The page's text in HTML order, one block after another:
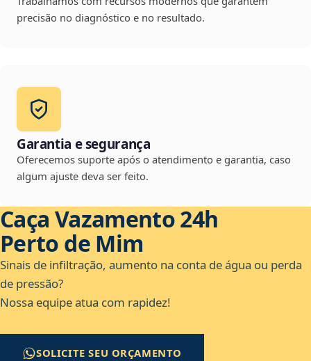
precisão no diagnóstico e no resultado.
Garantia e segurança
Oferecemos suporte após o atendimento e garantia, caso
algum ajuste deva ser feito.
Caça Vazamento 24h
Perto de Mim
Sinais de infiltração, aumento na conta de água ou perda
de pressão?
Nossa equipe atua com rapidez!
SOLICITE SEU ORÇAMENTO